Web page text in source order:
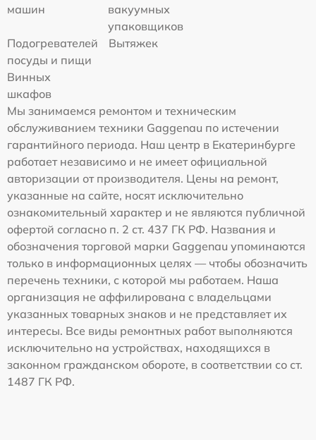
машин
вакуумных
упаковщиков
Подогревателей
посуды и пищи
Вытяжек
Винных
шкафов
Мы занимаемся ремонтом и техническим
обслуживанием техники Gaggenau по истечении
гарантийного периода. Наш центр в Екатеринбурге
работает независимо и не имеет официальной
авторизации от производителя. Цены на ремонт,
указанные на сайте, носят исключительно
ознакомительный характер и не являются публичной
офертой согласно п. 2 ст. 437 ГК РФ. Названия и
обозначения торговой марки Gaggenau упоминаются
только в информационных целях — чтобы обозначить
перечень техники, с которой мы работаем. Наша
организация не аффилирована с владельцами
указанных товарных знаков и не представляет их
интересы. Все виды ремонтных работ выполняются
исключительно на устройствах, находящихся в
законном гражданском обороте, в соответствии со ст.
1487 ГК РФ.